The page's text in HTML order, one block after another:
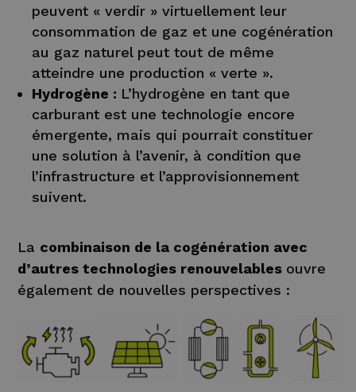
peuvent « verdir » virtuellement leur
consommation de gaz et une cogénération
au gaz naturel peut tout de même
atteindre une production « verte ».
Hydrogène : L’hydrogène en tant que
carburant est une technologie encore
émergente, mais qui pourrait constituer
une solution à l’avenir, à condition que
l’infrastructure et l’approvisionnement
suivent.
La combinaison de la cogénération avec
d’autres technologies renouvelables ouvre
également de nouvelles perspectives :